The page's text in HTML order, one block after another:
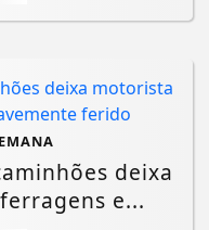
deixa
e...